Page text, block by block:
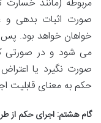
صورت اثبات بدهی و
خواهان خواهد بود.
می شود و در صورتی
صورت نگیرد یا
حکم به معنای قابلیت
گام هشتم: اجرای حکم از